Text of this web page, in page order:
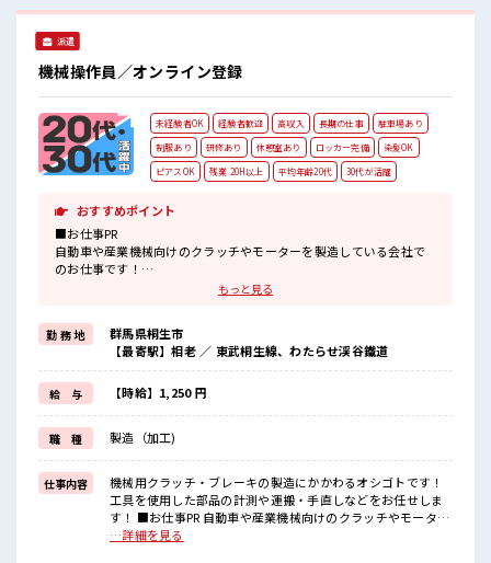
派遣
機械操作員／オンライン登録
未経験者OK 経験者歓迎 高収入 長期の仕事
駐車場あり
制服あり
研修あり 休憩室あり ロッカー完備
染髪OK
ピアスOK
残業 20H以上 平均年齢20代 30代が活躍
おすすめポイント
■お仕事PR
自動車や産業機械向けのクラッチやモーターを製造している会社で
のお仕事です！
機械への部品の脱着からノギスやマイクロを使っての測定までの作
製造業が初めてで不安な方やブランクがある方も大丈夫！
親切、
丁寧に教えていただけるので安心してスタートできますよ！
ノギスやマイクロなどのスキルも身につきます！
こちらは交替勤務のお仕事なので稼ぐこともできます！
残業も1日/1h～程あるのでほどよく稼げますよ！
ロッカーや休憩室完備！
無料駐車場も完備されています！
■職場の雰囲気
10代～50代の幅広い年代の方が活躍中！
アットホームでわきあいあいとした雰囲気の職場です！
分からない事も聞きやすい環境なので未経験の方も安心してスター
もっと見る
勤 務 地
群馬県桐生市
【最寄駅】相老 ／ 東武桐生線、わたらせ渓谷鐵道
給 与 【時給】1,250 円
職 種 製造（加工)
仕事内容
機械用クラッチ・ブレーキの製造にかかわるオシゴトです！
工具を使用した部品の計測や運搬・手直しなどをお任せしま
す！ ■お仕事PR 自動車や産業機械向けのクラッチやモーター
を製造している会社でのお仕事です！ 機械への部品の脱着か
…詳細を見る